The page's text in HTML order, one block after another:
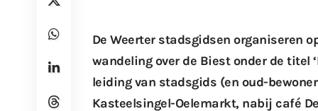
De Weerter stadsgidsen organiseren
wandeling over de Biest onder de titel
leiding van stadsgids (en oud-
Kasteelsingel-Oelemarkt, nabij café